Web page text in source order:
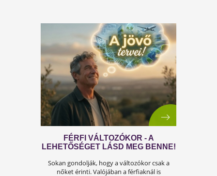
ÍGY KERÜLD EL AZ
ISKOLAKEZDÉSI ŐRÜLETET!
Az iskolakezdés sok családban nem
örömteli új kezdet, hanem egy stresszes
Olvass tovább a tippekért!